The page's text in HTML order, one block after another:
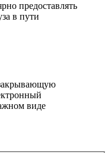
предоставлять
в пути
виде